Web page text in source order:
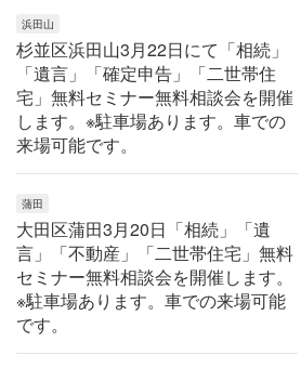
浜田山
杉並区浜田山3月22日にて「相続」
「遺言」「確定申告」「二世帯住
宅」無料セミナー無料相談会を開催
します。※駐車場あります。車での
来場可能です。
蒲田
大田区蒲田3月20日「相続」「遺
言」「不動産」「二世帯住宅」無料
セミナー無料相談会を開催します。
※駐車場あります。車での来場可能
です。